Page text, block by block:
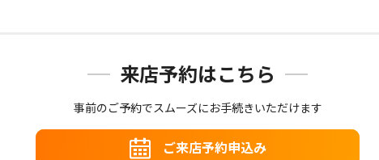
来店予約はこちら
事前のご予約でスムーズにお手続きいただけます
ご来店予約申込み